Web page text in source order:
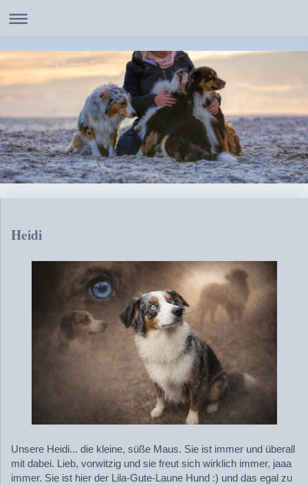
Heidi
Unsere Heidi... die kleine, süße Maus. Sie ist immer und überall
mit dabei. Lieb, vorwitzig und sie freut sich wirklich immer, jaaa
immer. Sie ist hier der Lila-Gute-Laune Hund :) und das egal zu